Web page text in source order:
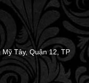
Mỹ Tây, Quận 12, TP